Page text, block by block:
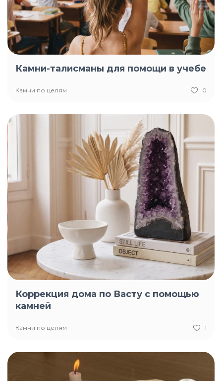
Камни-талисманы для помощи в учебе
Камни по целям 0
Коррекция дома по Васту с помощью
камней
Камни по целям 1